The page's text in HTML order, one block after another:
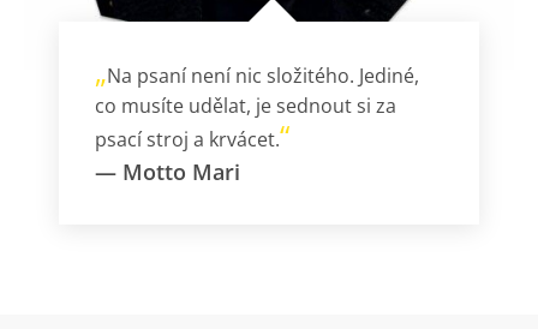
„Na psaní není nic složitého. Jediné,
co musíte udělat, je sednout si za
psací stroj a krvácet.“
— Motto Mari